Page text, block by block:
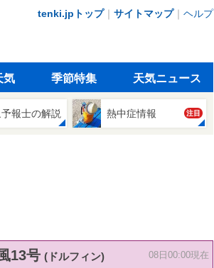
tenki.jpトップ｜ サイトマップ｜ ヘルプ
気 季節特集 天気ニュース
報士の解説 熱中症情報 注目
13号 (ドルフィン) 08日00:00現在